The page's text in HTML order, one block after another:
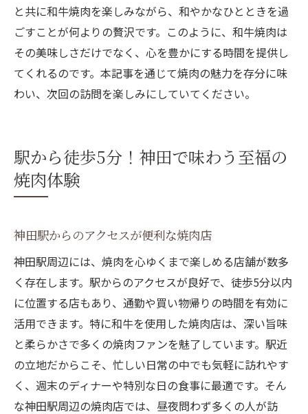
と共に和牛焼肉を楽しみながら、和やかなひとときを過
ごすことが何よりの贅沢です。このように、和牛焼肉は
その美味しさだけでなく、心を豊かにする時間を提供し
てくれるのです。本記事を通じて焼肉の魅力を存分に味
わい、次回の訪問を楽しみにしていてください。
駅から徒歩5分！神田で味わう至福の
焼肉体験
神田駅からのアクセスが便利な焼肉店
神田駅周辺には、焼肉を心ゆくまで楽しめる店舗が数多
く存在します。駅からのアクセスが良好で、徒歩5分以内
に位置する店もあり、通勤や買い物帰りの時間を有効に
活用できます。特に和牛を使用した焼肉店は、深い旨味
と柔らかさで多くの焼肉ファンを魅了しています。駅近
の立地だからこそ、忙しい日常の中でも気軽に訪れやす
く、週末のディナーや特別な日の食事に最適です。そん
な神田駅周辺の焼肉店では、昼夜問わず多くの人が訪